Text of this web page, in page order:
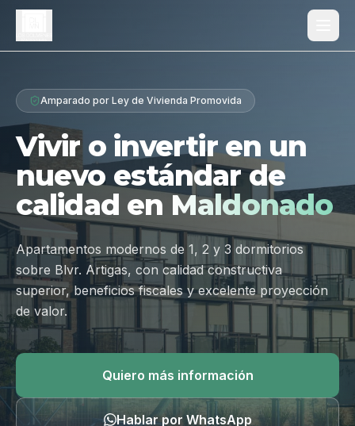
Proyecto
Diferenciales
Tipologías
Galería
Ubicación
Contacto
Hablar por WhatsApp
Amparado por Ley de Vivienda Promovida
Vivir o invertir en un
nuevo estándar de
calidad en Maldonado
Apartamentos modernos de 1, 2 y 3 dormitorios
sobre Blvr. Artigas, con calidad constructiva
superior, beneficios fiscales y excelente proyección
de valor.
Quiero más información
Hablar por WhatsApp